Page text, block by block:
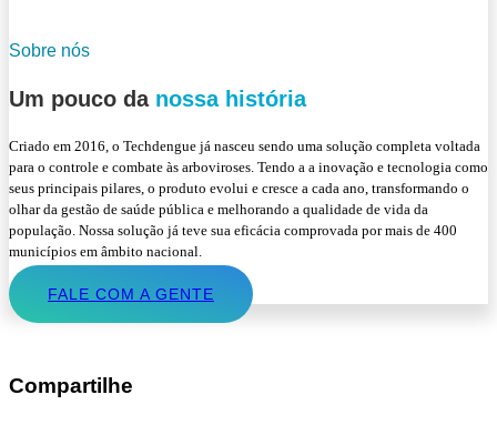
Sobre nós
Um pouco danossa história
Criado em 2016, o Techdengue já nasceu sendo uma solução completa voltada
para o controle e combate às arboviroses. Tendo a a inovação e tecnologia como
seus principais pilares, o produto evolui e cresce a cada ano, transformando o
olhar da gestão de saúde pública e melhorando a qualidade de vida da
população. Nossa solução já teve sua eficácia comprovada por mais de 400
municípios em âmbito nacional.
FALE COM A GENTE
Compartilhe